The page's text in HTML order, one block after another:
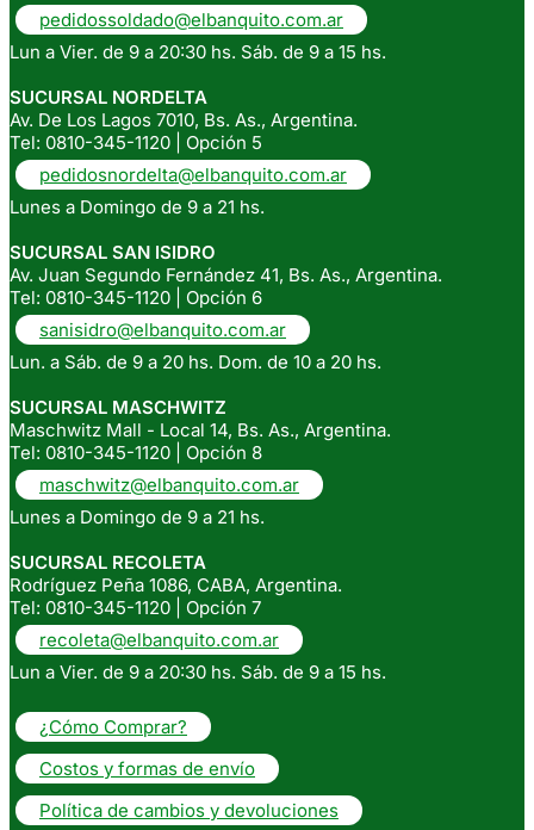
pedidossoldado@elbanquito.com.ar
Lun a Vier. de 9 a 20:30 hs. Sáb. de 9 a 15 hs.
SUCURSAL NORDELTA
Av. De Los Lagos 7010, Bs. As., Argentina.
Tel: 0810-345-1120 | Opción 5
pedidosnordelta@elbanquito.com.ar
Lunes a Domingo de 9 a 21 hs.
SUCURSAL SAN ISIDRO
Av. Juan Segundo Fernández 41, Bs. As., Argentina.
Tel: 0810-345-1120 | Opción 6
sanisidro@elbanquito.com.ar
Lun. a Sáb. de 9 a 20 hs. Dom. de 10 a 20 hs.
SUCURSAL MASCHWITZ
Maschwitz Mall - Local 14, Bs. As., Argentina.
Tel: 0810-345-1120 | Opción 8
maschwitz@elbanquito.com.ar
Lunes a Domingo de 9 a 21 hs.
SUCURSAL RECOLETA
Rodríguez Peña 1086, CABA, Argentina.
Tel: 0810-345-1120 | Opción 7
recoleta@elbanquito.com.ar
Lun a Vier. de 9 a 20:30 hs. Sáb. de 9 a 15 hs.
¿Cómo Comprar?
Costos y formas de envío
Política de cambios y devoluciones